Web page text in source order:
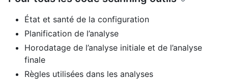
État et santé de la configuration
Planification de l’analyse
Horodatage de l’analyse initiale et de l’analyse
finale
Règles utilisées dans les analyses